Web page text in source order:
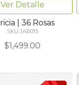
Ver Detalle
| 36 Rosas
SKU JAR015
$1,499.00